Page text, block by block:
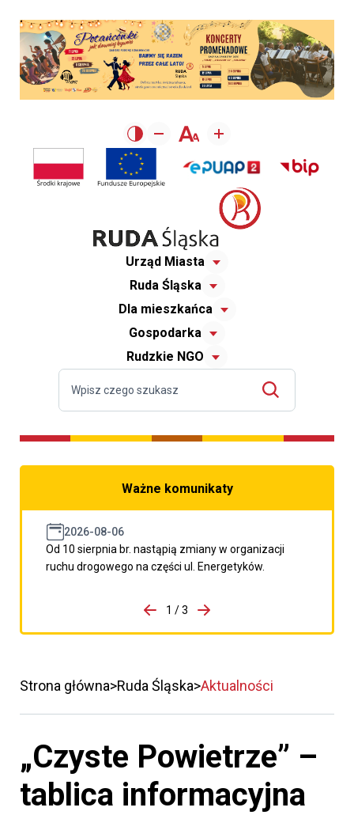
Urząd Miasta
Ruda Śląska
Dla mieszkańca
Gospodarka
Rudzkie NGO
Ważne komunikaty
2026-08-06
Od 10 sierpnia br. nastąpią zmiany w organizacji
ruchu drogowego na części ul. Energetyków.
porzpedniego komunikatu
1 / 3
Przejdź do następnego
Strona główna Ruda Śląska Aktualności
„Czyste Powietrze” –
tablica informacyjna